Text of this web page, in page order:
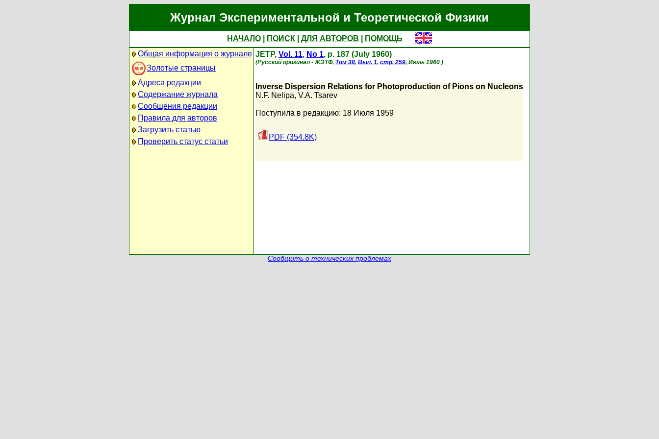
Журнал Экспериментальной и Теоретической Физики
НАЧАЛО ПОИСК ДЛЯ АВТОРОВ
ПОМОЩЬ
Общая информация о журнале
Золотые страницы
Адреса редакции
Содержание журнала
Сообщения редакции
Правила для авторов
Загрузить статью
Проверить статус статьи
JETP, Vol. 11, No 1, p. 187 (July 1960)
(Русский оригинал - ЖЭТФ, Том 38, Вып. 1, стр. 259, Июль 1960 )
Inverse Dispersion Relations for Photoproduction of Pions on Nucleons
N.F. Nelipa, V.A. Tsarev
Поступила в редакцию: 18 Июля 1959
PDF (354.8K)
Сообщить о технических проблемах